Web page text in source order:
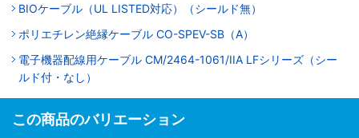
BIOケーブル（UL LISTED対応）（シールド無）
ポリエチレン絶縁ケーブル CO-SPEV-SB（A）
電子機器配線用ケーブル CM/2464-1061/IIA LFシリーズ（シー
ルド付・なし）
この商品のバリエーション